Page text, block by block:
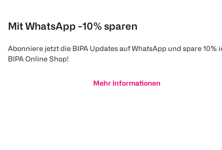
Mit WhatsApp -10% sparen
Abonniere jetzt die BIPA Updates auf WhatsApp und spare 10%
BIPA Online Shop!
Mehr Informationen